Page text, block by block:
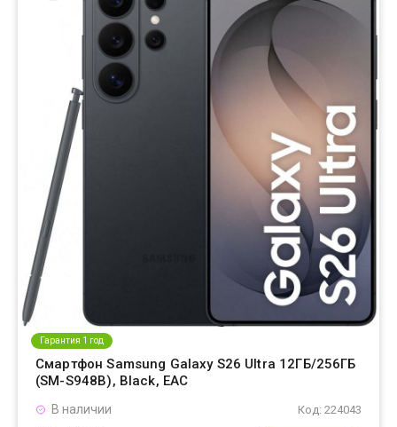
Гарантия 1 год
Смартфон Samsung Galaxy S26 Ultra 12ГБ/256ГБ
(SM-S948B), Black, EAC
Код: 224043
В наличии